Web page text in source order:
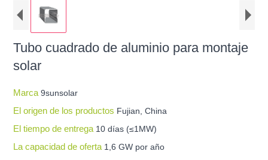
Tubo cuadrado de aluminio para montaje
solar
Marca9sunsolar
El origen de los productos Fujian, China
El tiempo de entrega 10 días (≤1MW)
La capacidad de oferta 1,6 GW por año